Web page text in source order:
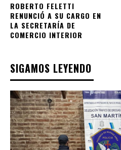
ROBERTO FELETTI
RENUNCIÓ A SU CARGO EN
LA SECRETARÍA DE
COMERCIO INTERIOR
SIGAMOS LEYENDO